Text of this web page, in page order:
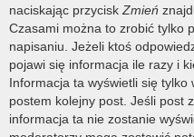
naciskając przycisk Zmień
Czasami można to zrobić tylko
napisaniu. Jeżeli ktoś
pojawi się informacja ile razy i
Informacja ta wyświetli się tylko
postem kolejny post. Jeśli post
informacja ta nie zostanie